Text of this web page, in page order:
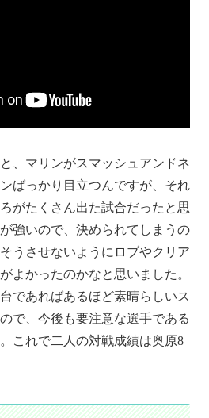
、マリンがスマッシュアンドネ
ばっかり目立つんですが、それ
がたくさん出た試合だったと思
強いので、決められてしまうの
うさせないようにロブやクリア
よかったのかなと思いました。
であればあるほど素晴らしいス
で、今後も要注意な選手である
これで二人の対戦成績は奥原8